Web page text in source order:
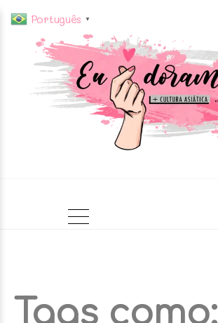
Tags como:
Português ▼